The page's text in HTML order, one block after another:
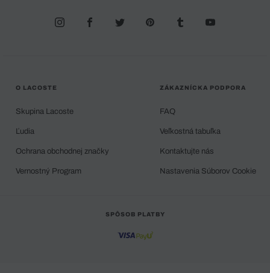
O LACOSTE
Skupina Lacoste
Ľudia
Ochrana obchodnej značky
Vernostný Program
ZÁKAZNÍCKA PODPORA
FAQ
Veľkostná tabuľka
Kontaktujte nás
Nastavenia Súborov Cookie
SPÔSOB PLATBY